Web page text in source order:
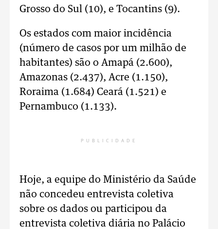
Grosso do Sul (10), e Tocantins (9).
Os estados com maior incidência
(número de casos por um milhão de
habitantes) são o Amapá (2.600),
Amazonas (2.437), Acre (1.150),
Roraima (1.684) Ceará (1.521) e
Pernambuco (1.133).
PUBLICIDADE
Hoje, a equipe do Ministério da Saúde
não concedeu entrevista coletiva
sobre os dados ou participou da
entrevista coletiva diária no Palácio